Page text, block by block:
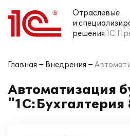
Отраслевые
и
решения
Главная Внедрения
Автоматизация